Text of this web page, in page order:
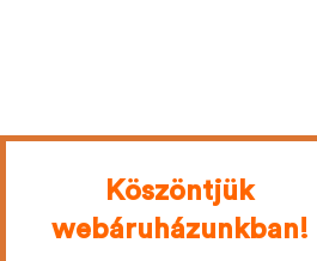
Köszöntjük
webáruházunkban!